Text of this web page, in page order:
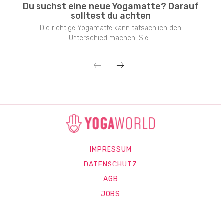
Du suchst eine neue Yogamatte? Darauf
solltest du achten
Die richtige Yogamatte kann tatsächlich den
Unterschied machen. Sie...
IMPRESSUM
DATENSCHUTZ
AGB
JOBS